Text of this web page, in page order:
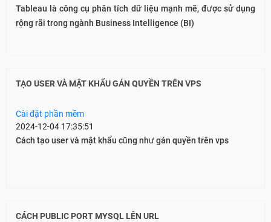
Tableau là công cụ phân tích dữ liệu mạnh mẽ, được sử dụng
rộng rãi trong ngành Business Intelligence (BI)
TẠO USER VÀ MẬT KHẨU GÁN QUYỀN TRÊN VPS
Cài đặt phần mềm
2024-12-04 17:35:51
Cách tạo user và mật khẩu cũng như gán quyền trên vps
CÁCH PUBLIC PORT MYSQL LÊN URL